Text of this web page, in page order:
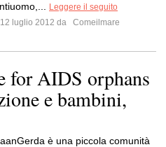
Leggere il seguito
12 luglio 2012 da
Comeilmare
for AIDS orphans
e bambini,
è una piccola comunità